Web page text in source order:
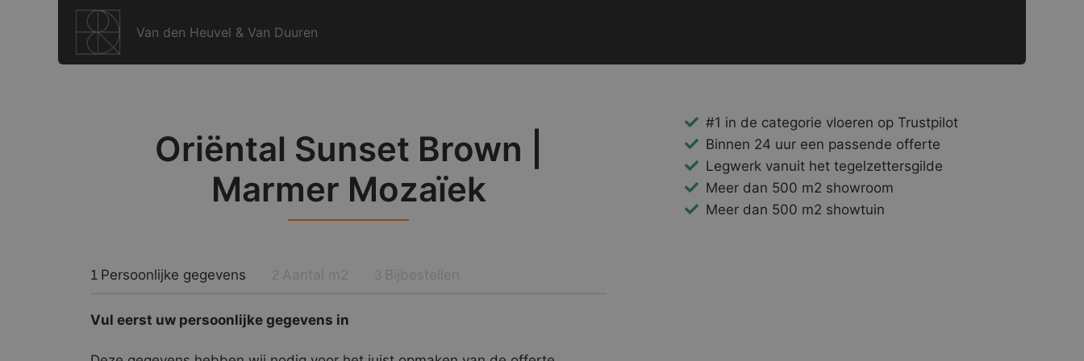
Van den Heuvel & Van Duuren
Oriëntal Sunset Brown |
Marmer Mozaïek
1 Persoonlijke gegevens
Vul eerst uw persoonlijke gegevens in
#1 in de categorie vloeren op Trustpilot
Binnen 24 uur een passende offerte
Legwerk vanuit het tegelzettersgilde
Meer dan 500 m2 showroom
Meer dan 500 m2 showtuin